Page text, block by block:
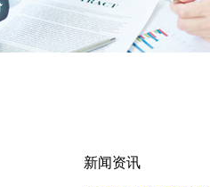
新闻资讯